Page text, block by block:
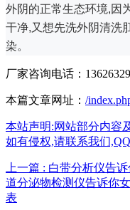
外阴的正常生态环境,因
干净,又想先洗外阴清洗
染。
厂家咨询电话：
本篇文章网址： /
本站声明:网站部分内容
如有侵权,请联系我们
上一篇 : 白带分析仪告
道分泌物检测仪告诉你
表